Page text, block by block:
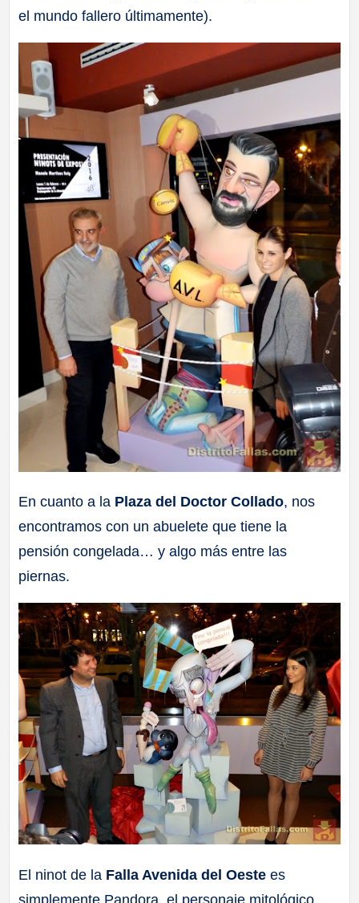
el mundo fallero últimamente).
En cuanto a la Plaza del Doctor Collado, nos
encontramos con un abuelete que tiene la
pensión congelada… y algo más entre las
piernas.
El ninot de la Falla Avenida del Oeste es
simplemente Pandora, el personaje mitológico